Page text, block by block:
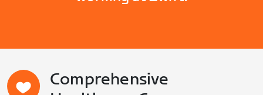
Comprehensive